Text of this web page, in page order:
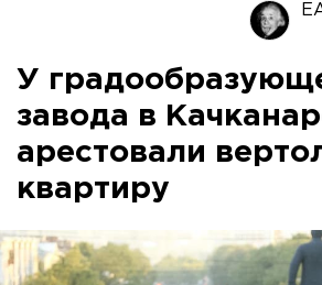
У
завода в
арестовали
квартиру